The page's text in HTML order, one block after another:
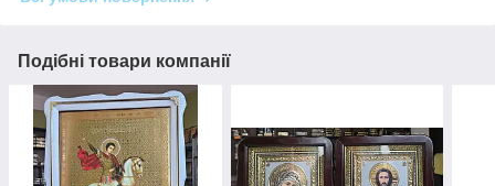
Подібні товари компанії